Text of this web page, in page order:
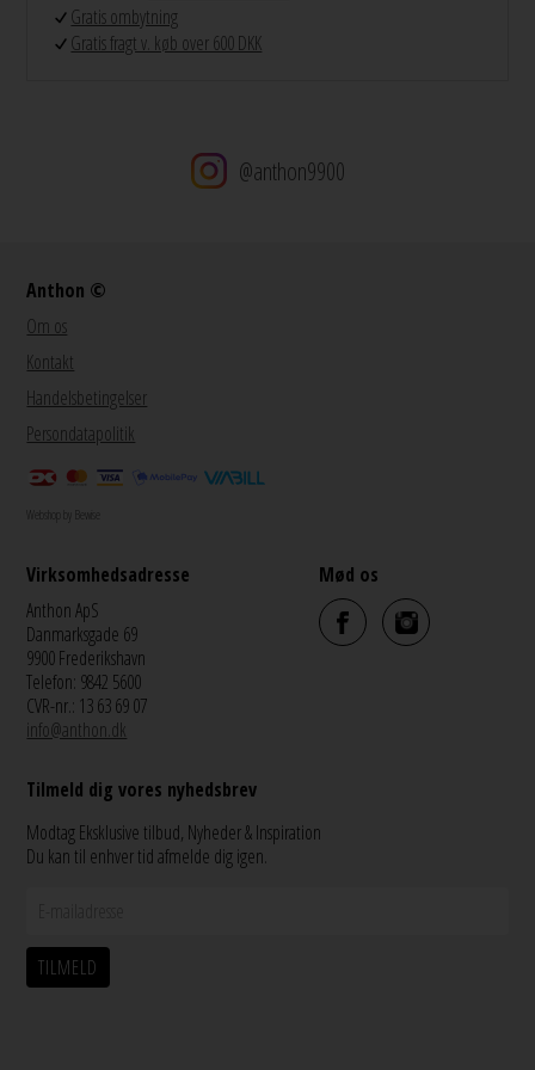
Gratis ombytning
Gratis fragt v. køb over 600 DKK
@anthon9900
Anthon ©
Om os
Kontakt
Handelsbetingelser
Persondatapolitik
Webshop by Bewise
Virksomhedsadresse
Anthon ApS
Danmarksgade 69
9900 Frederikshavn
Telefon: 9842 5600
CVR-nr.: 13 63 69 07
info@anthon.dk
Mød os
Tilmeld dig vores nyhedsbrev
Modtag Eksklusive tilbud, Nyheder & Inspiration
Du kan til enhver tid afmelde dig igen.